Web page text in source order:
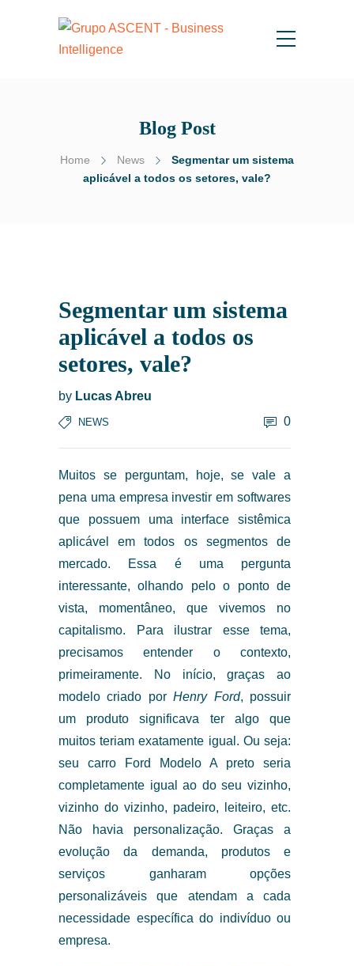
Blog Post
Home News
Segmentar um sistema
aplicável a todos os setores, vale?
Segmentar um sistema
aplicável a todos os
setores, vale?
by Lucas Abreu
NEWS 0
Muitos se perguntam, hoje, se vale a
pena uma empresa investir em softwares
que possuem uma interface sistêmica
aplicável em todos os segmentos de
mercado. Essa é uma pergunta
interessante, olhando pelo o ponto de
vista, momentâneo, que vivemos no
capitalismo. Para ilustrar esse tema,
precisamos entender o contexto,
primeiramente. No início, graças ao
modelo criado porHenry Ford, possuir
um produto significava ter algo que
muitos teriam exatamente igual. Ou seja:
seu carro Ford Modelo A preto seria
completamente igual ao do seu vizinho,
vizinho do vizinho, padeiro, leiteiro, etc.
Não havia personalização. Graças a
evolução da demanda, produtos e
serviços ganharam opções
personalizáveis que atendam a cada
necessidade específica do indivíduo ou
empresa.